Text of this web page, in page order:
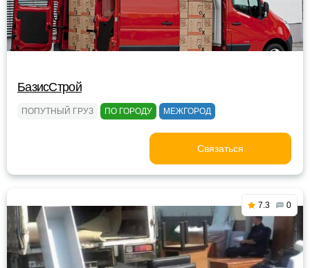
БазисСтрой
ПОПУТНЫЙ ГРУЗ ПО ГОРОДУ МЕЖГОРОД
Связаться
7.3 0